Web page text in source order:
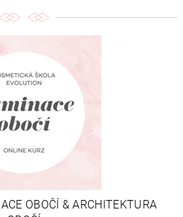
OBOČÍ & ARCHITEKTURA